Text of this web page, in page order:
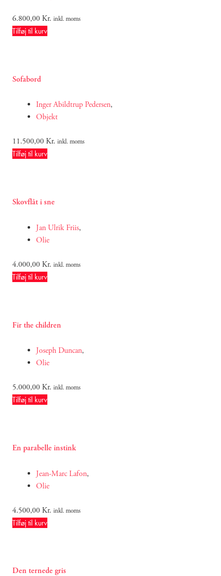
6.800,00Kr. inkl. moms
Tilføj til kurv
Sofabord
Inger Abildtrup Pedersen,
Objekt
11.500,00Kr. inkl. moms
Tilføj til kurv
Skovflåt i sne
Jan Ulrik Friis,
Olie
4.000,00Kr. inkl. moms
Tilføj til kurv
Fir the children
Joseph Duncan,
Olie
5.000,00Kr. inkl. moms
Tilføj til kurv
En parabelle instink
Jean-Marc Lafon,
Olie
4.500,00Kr. inkl. moms
Tilføj til kurv
Den ternede gris